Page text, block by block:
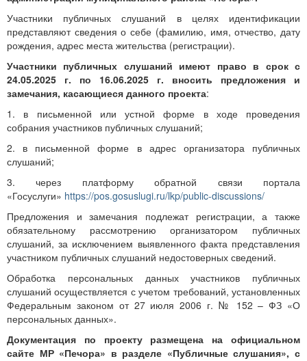
Участники публичных слушаний в целях идентификации
представляют сведения о себе (фамилию, имя, отчество, дату
рождения, адрес места жительства (регистрации).
Участники публичных слушаний имеют право в срок с
24.05.2025 г. по 16.06.2025 г. вносить предложения и
замечания, касающиеся данного проекта:
1. в письменной или устной форме в ходе проведения
собрания участников публичных слушаний;
2. в письменной форме в адрес организатора публичных
слушаний;
3. через платформу обратной связи портала
«Госуслуги» https://pos.gosuslugi.ru/lkp/public-discussions/
Предложения и замечания подлежат регистрации, а также
обязательному рассмотрению организатором публичных
слушаний, за исключением выявленного факта представления
участником публичных слушаний недостоверных сведений.
Обработка персональных данных участников публичных
слушаний осуществляется с учетом требований, установленных
Федеральным законом от 27 июля 2006 г. № 152 – ФЗ «О
персональных данных».
Документация по проекту размещена на официальном
сайте МР «Печора» в разделе «Публичные слушания», с